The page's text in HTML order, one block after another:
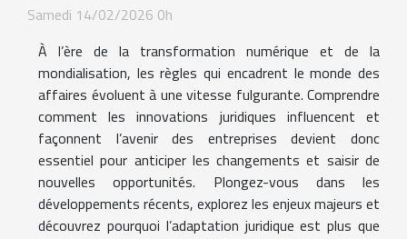
Samedi 14/02/2026 0h
À l’ère de la transformation numérique et de la
mondialisation, les règles qui encadrent le monde des
affaires évoluent à une vitesse fulgurante. Comprendre
comment les innovations juridiques influencent et
façonnent l’avenir des entreprises devient donc
essentiel pour anticiper les changements et saisir de
nouvelles opportunités. Plongez-vous dans les
développements récents, explorez les enjeux majeurs et
découvrez pourquoi l’adaptation juridique est plus que